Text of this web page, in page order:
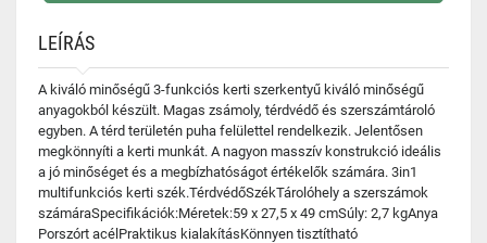
LEÍRÁS
A kiváló minőségű 3-funkciós kerti szerkentyű kiváló minőségű
anyagokból készült. Magas zsámoly, térdvédő és szerszámtároló
egyben. A térd területén puha felülettel rendelkezik. Jelentősen
megkönnyíti a kerti munkát. A nagyon masszív konstrukció ideális
a jó minőséget és a megbízhatóságot értékelők számára. 3in1
multifunkciós kerti szék.TérdvédőSzékTárolóhely a szerszámok
számáraSpecifikációk:Méretek:59 x 27,5 x 49 cmSúly: 2,7 kgAnya
Porszórt acélPraktikus kialakításKönnyen tisztítható